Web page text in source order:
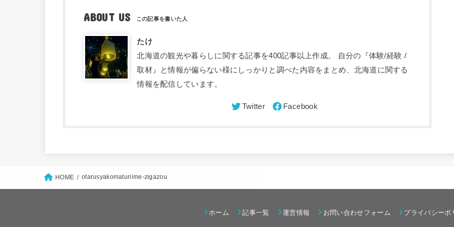
ABOUT US
たけ
北海道の観光や暮らしに関する記事を400記事以上作成。 自分の『体験/経験 /
取材』と情報が偏らない様にしっかりと調べた内容をまとめ、北海道に関する
情報を配信しています。
HOME otarusyakomaturiime-zigazou
ホーム 記事一覧 運営情報 お問い合わせフォーム プライバシーポ